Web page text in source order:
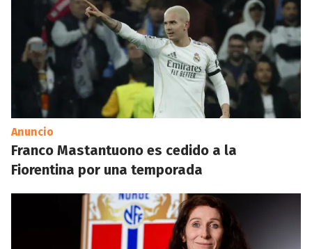
Anuncio
Franco Mastantuono es cedido a la
Fiorentina por una temporada